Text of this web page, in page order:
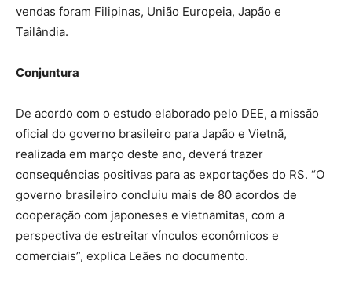
vendas foram Filipinas, União Europeia, Japão e
Tailândia.
Conjuntura
De acordo com o estudo elaborado pelo DEE, a missão
oficial do governo brasileiro para Japão e Vietnã,
realizada em março deste ano, deverá trazer
consequências positivas para as exportações do RS. “O
governo brasileiro concluiu mais de 80 acordos de
cooperação com japoneses e vietnamitas, com a
perspectiva de estreitar vínculos econômicos e
comerciais”, explica Leães no documento.